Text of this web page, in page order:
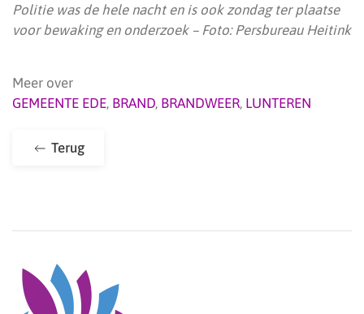
Politie was de hele nacht en is ook zondag ter plaatse
voor bewaking en onderzoek – Foto: Persbureau Heitink
Meer over
GEMEENTE EDE, BRAND, BRANDWEER, LUNTEREN
Terug